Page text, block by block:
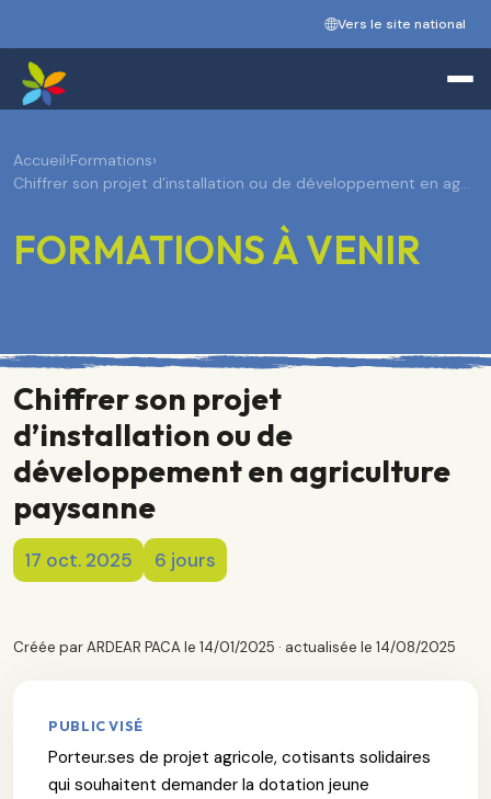
Vers le site national
Accueil›Formations›
Chiffrer son projet d’installation ou de développement en ag…
FORMATIONS À VENIR
Chiffrer son projet
d’installation ou de
développement en agriculture
paysanne
17 oct. 2025 6 jours
Créée par ARDEAR PACA le 14/01/2025 · actualisée le 14/08/2025
PUBLIC VISÉ
Porteur.ses de projet agricole, cotisants solidaires
qui souhaitent demander la dotation jeune